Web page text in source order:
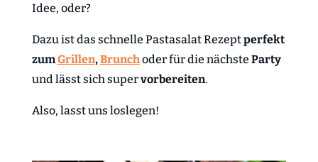
Idee, oder?
Dazu ist das schnelle Pastasalat Rezeptperfekt
zumGrillen,Brunchoder für die nächste Party
und lässt sich supervorbereiten.
Also, lasst uns loslegen!